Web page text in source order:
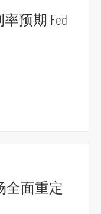
预期 Fed
全面重定